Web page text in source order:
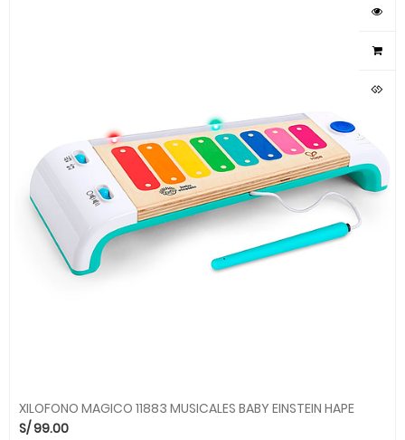
XILOFONO MAGICO 11883 MUSICALES BABY EINSTEIN HAPE
S/99.00